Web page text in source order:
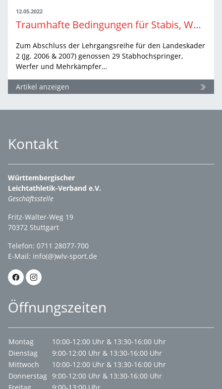
12.05.2022
Traumhafte Bedingungen für Stabis, Werfer und Mehrkämpfer
Zum Abschluss der Lehrgangsreihe für den Landeskader
2 (Jg. 2006 & 2007) genossen 29 Stabhochspringer,
Werfer und Mehrkämpfer…
Artikel anzeigen
Kontakt
Württembergischer
Leichtathletik-Verband e.V.
Geschäftsstelle
Fritz-Walter-Weg 19
70372 Stuttgart
Telefon: 0711 28077-700
E-Mail: info(@)wlv-sport.de
Öffnungszeiten
Montag
10:00-12:00 Uhr & 13:30-16:00 Uhr
Dienstag
9:00-12:00 Uhr & 13:30-16:00 Uhr
Mittwoch
10:00-12:00 Uhr & 13:30-16:00 Uhr
Donnerstag 9:00-12:00 Uhr & 13:30-16:00 Uhr